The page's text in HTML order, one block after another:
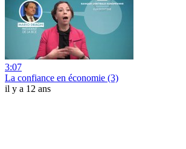
3:07
La confiance en économie (3)
il y a 12 ans